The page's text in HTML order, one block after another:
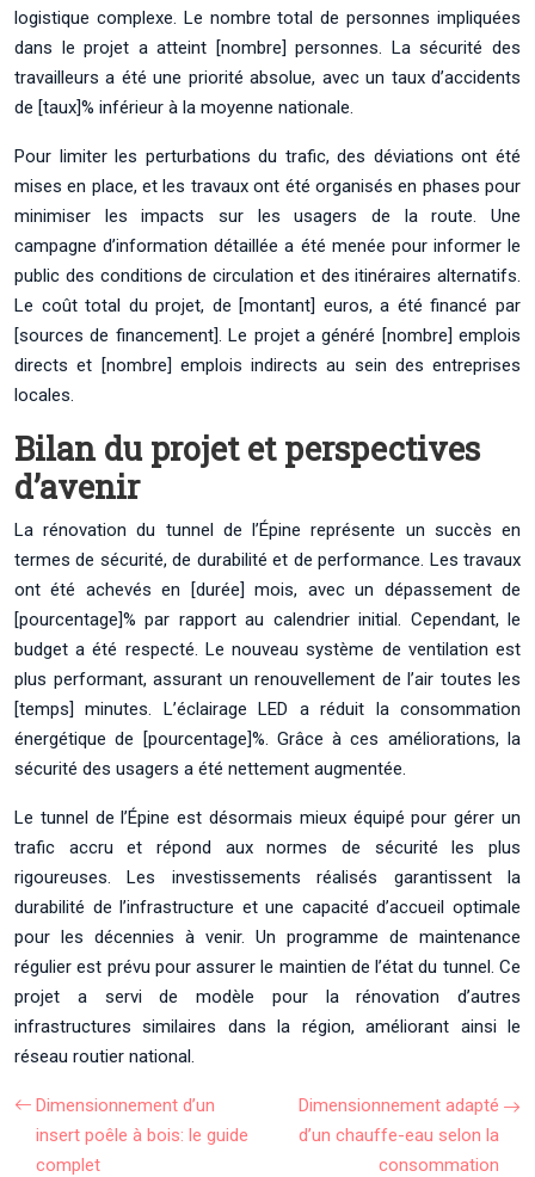
logistique complexe. Le nombre total de personnes impliquées
dans le projet a atteint [nombre] personnes. La sécurité des
travailleurs a été une priorité absolue, avec un taux d’accidents
de [taux]% inférieur à la moyenne nationale.
Pour limiter les perturbations du trafic, des déviations ont été
mises en place, et les travaux ont été organisés en phases pour
minimiser les impacts sur les usagers de la route. Une
campagne d’information détaillée a été menée pour informer le
public des conditions de circulation et des itinéraires alternatifs.
Le coût total du projet, de [montant] euros, a été financé par
[sources de financement]. Le projet a généré [nombre] emplois
directs et [nombre] emplois indirects au sein des entreprises
locales.
Bilan du projet et perspectives
d’avenir
La rénovation du tunnel de l’Épine représente un succès en
termes de sécurité, de durabilité et de performance. Les travaux
ont été achevés en [durée] mois, avec un dépassement de
[pourcentage]% par rapport au calendrier initial. Cependant, le
budget a été respecté. Le nouveau système de ventilation est
plus performant, assurant un renouvellement de l’air toutes les
[temps] minutes. L’éclairage LED a réduit la consommation
énergétique de [pourcentage]%. Grâce à ces améliorations, la
sécurité des usagers a été nettement augmentée.
Le tunnel de l’Épine est désormais mieux équipé pour gérer un
trafic accru et répond aux normes de sécurité les plus
rigoureuses. Les investissements réalisés garantissent la
durabilité de l’infrastructure et une capacité d’accueil optimale
pour les décennies à venir. Un programme de maintenance
régulier est prévu pour assurer le maintien de l’état du tunnel. Ce
projet a servi de modèle pour la rénovation d’autres
infrastructures similaires dans la région, améliorant ainsi le
réseau routier national.
Dimensionnement d’un
insert poêle à bois: le guide
complet
Dimensionnement adapté
d’un chauffe-eau selon la
consommation